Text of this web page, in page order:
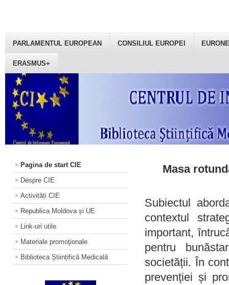
PARLAMENTUL EUROPEAN CONSILIUL EUROPEI
ERASMUS+
Pagina de start CIE
Despre CIE
Activități CIE
Republica Moldova și UE
Link-uri utile
Materiale promoţionale
Biblioteca Științifică Medicală
Masa
Subiectul
contextul
important,
pentru
societății. În
prevenției și